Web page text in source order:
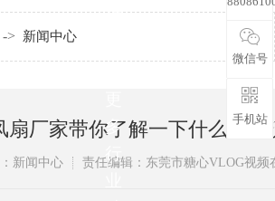
您
多
行
-> 新闻中心
厂家带你了解一下什么是直流风
：新闻中心 责任编辑：东莞市糖心VLOG
微信号
手机站